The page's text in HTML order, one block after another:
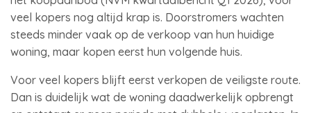
veel kopers nog altijd krap is. Doorstromers wachten
steeds minder vaak op de verkoop van hun huidige
woning, maar kopen eerst hun volgende huis.
Voor veel kopers blijft eerst verkopen de veiligste route.
Dan is duidelijk wat de woning daadwerkelijk opbrengt